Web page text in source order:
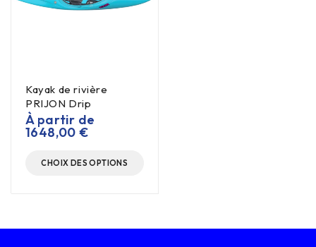
Kayak de rivière
PRIJON Drip
À partir de
1648,00€
CHOIX DES OPTIONS